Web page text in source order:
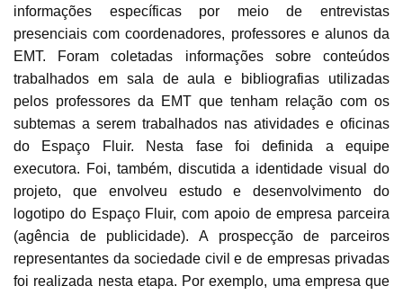
informações específicas por meio de entrevistas
presenciais com coordenadores, professores e alunos da
EMT. Foram coletadas informações sobre conteúdos
trabalhados em sala de aula e bibliografias utilizadas
pelos professores da EMT que tenham relação com os
subtemas a serem trabalhados nas atividades e oficinas
do Espaço Fluir. Nesta fase foi definida a equipe
executora. Foi, também, discutida a identidade visual do
projeto, que envolveu estudo e desenvolvimento do
logotipo do Espaço Fluir, com apoio de empresa parceira
(agência de publicidade). A prospecção de parceiros
representantes da sociedade civil e de empresas privadas
foi realizada nesta etapa. Por exemplo, uma empresa que